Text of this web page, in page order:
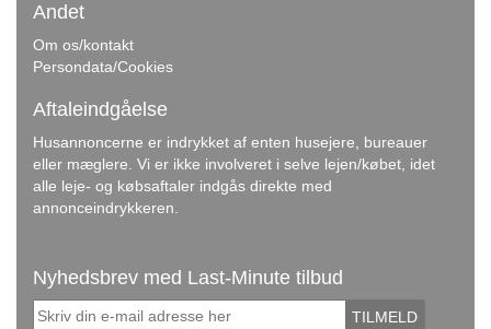
Andet
Om os/kontakt
Persondata/Cookies
Aftaleindgåelse
Husannoncerne er indrykket af enten husejere, bureauer
eller mæglere. Vi er ikke involveret i selve lejen/købet, idet
alle leje- og købsaftaler indgås direkte med
annonceindrykkeren.
Nyhedsbrev med Last-Minute tilbud
TILMELD